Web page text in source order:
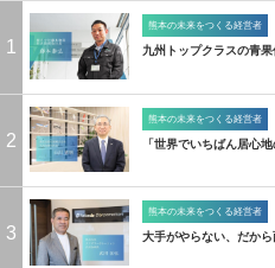
1
熊本の未来をつくる経営者
九州トップクラスの青
2
熊本の未来をつくる経営者
「世界でいちばん居心
3
熊本の未来をつくる経営者
大手がやらない、だか